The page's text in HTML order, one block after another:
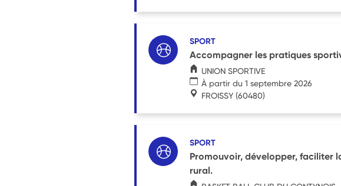
SPORT
Accompagner les pratiques
UNION SPORTIVE
À partir du 1 septembre 2026
FROISSY (60480)
SPORT
Promouvoir, développer, faciliter
rural.